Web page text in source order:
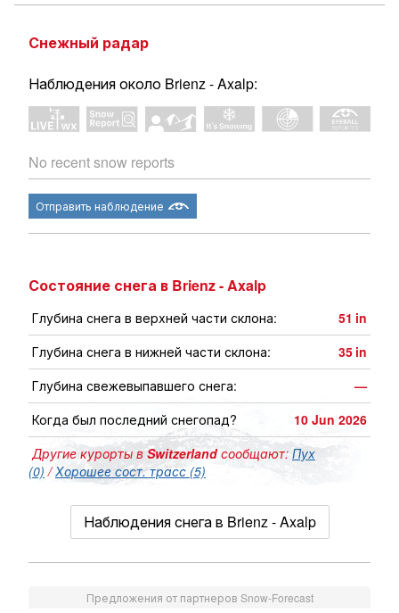
Снежный радар
Наблюдения около Brienz - Axalp:
No recent snow reports
Отправить наблюдение
Состояние снега в Brienz - Axalp
Глубина снега в верхней части склона: 51 in
Глубина снега в нижней части склона:
35 in
Глубина свежевыпавшего снега:
—
Когда был последний снегопад?
10 Jun 2026
Другие курорты вSwitzerlandсообщают: Пух
(0) /Хорошее сост. трасс (5)
Наблюдения снега в Brienz - Axalp
Предложения от партнеров Snow-Forecast